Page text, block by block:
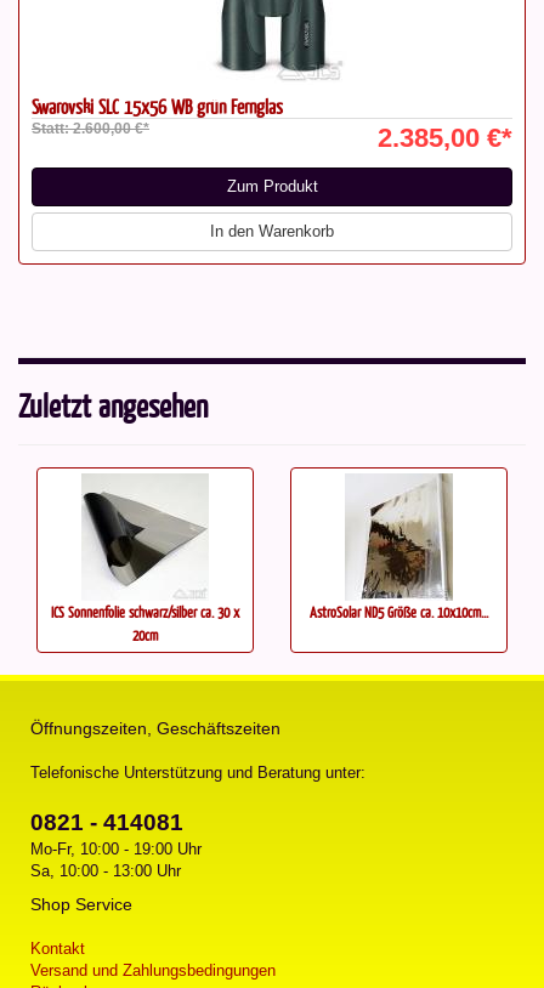
Swarovski SLC 15x56 WB grün Fernglas
Statt: 2.600,00 €* 2.385,00 €*
Zum Produkt
In den Warenkorb
Zuletzt angesehen
ICS Sonnenfolie schwarz/silber ca. 30 x
20cm
AstroSolar ND5 Größe ca. 10x10cm...
Öffnungszeiten, Geschäftszeiten
Telefonische Unterstützung und Beratung unter:
0821 - 414081
Mo-Fr, 10:00 - 19:00 Uhr
Sa, 10:00 - 13:00 Uhr
Shop Service
Kontakt
Versand und Zahlungsbedingungen